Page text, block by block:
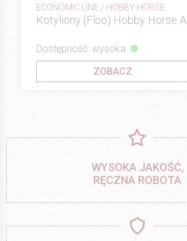
ECONOMIC LINE / HOBBY HORSE
Kotyliony (Floo) Hobby Horse A
Dostępność: wysoka
ZOBACZ
WYSOKA JAKOŚĆ,
RĘCZNA ROBOTA